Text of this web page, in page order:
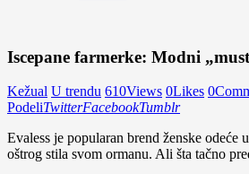
Iscepane farmerke: Modni
Kežual U trendu 610Views 0Likes 0
PodeliTwitterFacebookTumblr
Evaless je popularan brend ženske odeće
oštrog stila svom ormanu. Ali šta tačno